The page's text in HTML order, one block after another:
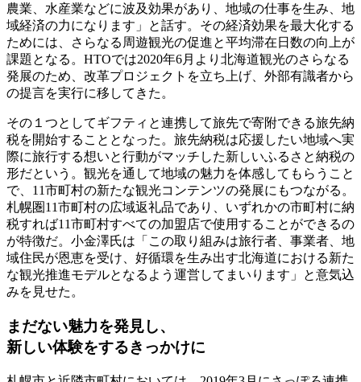
農業、水産業などに波及効果があり、地域の仕事を生み、地
域経済の力になります」と話す。その経済効果を最大化する
ためには、さらなる周遊観光の促進と平均滞在日数の向上が
課題となる。HTOでは2020年6月より北海道観光のさらなる
発展のため、改革プロジェクトを立ち上げ、外部有識者から
の提言を実行に移してきた。
その１つとしてギフティと連携して旅先で寄附できる旅先納
税を開始することとなった。旅先納税は応援したい地域へ実
際に旅行する想いと行動がマッチした新しいふるさと納税の
形だという。観光を通して地域の魅力を体感してもらうこと
で、11市町村の新たな観光コンテンツの発展にもつながる。
札幌圏11市町村の広域返礼品であり、いずれかの市町村に納
税すれば11市町村すべての加盟店で使用することができるの
が特徴だ。小金澤氏は「この取り組みは旅行者、事業者、地
域住民が恩恵を受け、好循環を生み出す北海道における新た
な観光推進モデルとなるよう運営してまいります」と意気込
みを見せた。
まだない魅力を発見し、
新しい体験をするきっかけに